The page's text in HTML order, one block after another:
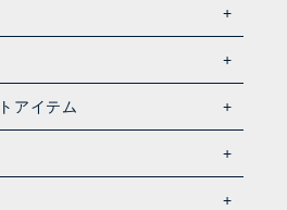
アイテム